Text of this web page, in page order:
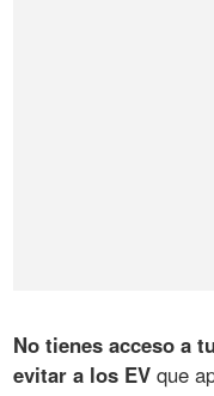
No tienes acceso a
evitar a los EV que